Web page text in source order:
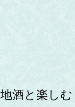
地酒と楽しむ